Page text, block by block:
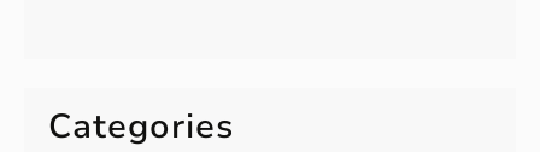
Categories